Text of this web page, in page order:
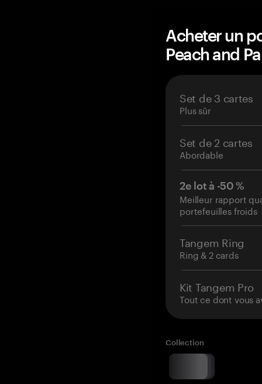
Acheter un
Peach and
Set de 3 cartes
Plus sûr
Set de 2 cartes
Abordable
2e lot à -50 %
Meilleur rapport
portefeuilles froids
Tangem Ring
Ring & 2 cards
Kit Tangem Pro
Tout ce dont vous
Collection